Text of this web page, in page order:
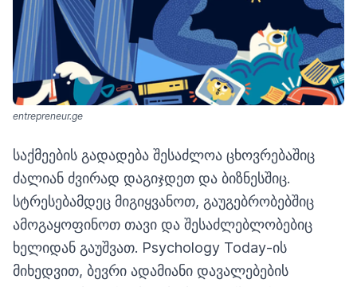
entrepreneur.ge
საქმეების გადადება შესაძლოა ცხოვრებაშიც
ძალიან ძვირად დაგიჯდეთ და ბიზნესშიც.
სტრესებამდეც მიგიყვანოთ, გაუგებრობებშიც
ამოგაყოფინოთ თავი და შესაძლებლობებიც
ხელიდან გაუშვათ. Psychology Today-ის
მიხედვით, ბევრი ადამიანი დავალებების